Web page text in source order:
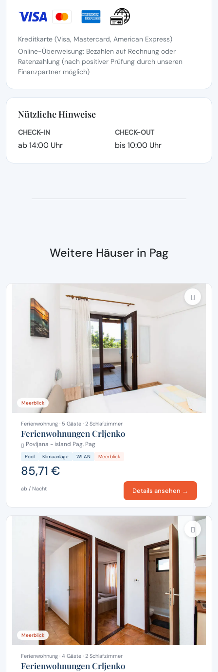
Kreditkarte (Visa, Mastercard, American Express)
Online-Überweisung: Bezahlen auf Rechnung oder
Ratenzahlung (nach positiver Prüfung durch unseren
Finanzpartner möglich)
Nützliche Hinweise
CHECK-IN
ab 14:00 Uhr
CHECK-OUT
bis 10:00 Uhr
Weitere Häuser in Pag
Meerblick
Ferienwohnung · 5 Gäste · 2 Schlafzimmer
Ferienwohnungen Crljenko
Povljana - island Pag, Pag
Pool Klimaanlage WLAN Meerblick
85,71 €
ab / Nacht Details ansehen →
Meerblick
Ferienwohnung · 4 Gäste · 2 Schlafzimmer
Ferienwohnungen Crljenko